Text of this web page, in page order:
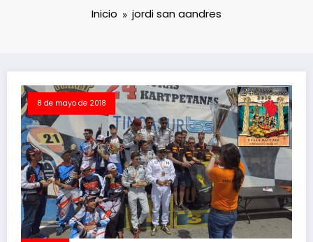
Inicio jordi san aandres
8 de mayo de 2018